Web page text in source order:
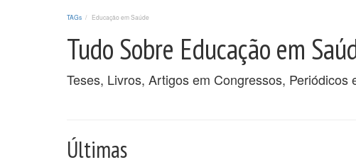
TAGs Educação em Saúde
Tudo Sobre Educação em
Teses, Livros, Artigos em Congressos,
Últimas